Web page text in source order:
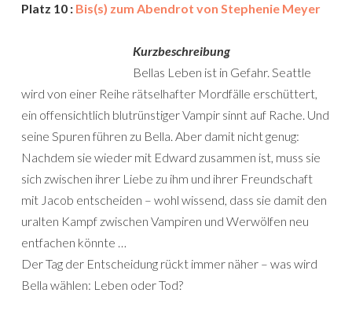
Platz 10 : Bis(s) zum Abendrot von Stephenie Meyer
Kurzbeschreibung
Bellas Leben ist in Gefahr. Seattle
wird von einer Reihe rätselhafter Mordfälle erschüttert,
ein offensichtlich blutrünstiger Vampir sinnt auf Rache. Und
seine Spuren führen zu Bella. Aber damit nicht genug:
Nachdem sie wieder mit Edward zusammen ist, muss sie
sich zwischen ihrer Liebe zu ihm und ihrer Freundschaft
mit Jacob entscheiden – wohl wissend, dass sie damit den
uralten Kampf zwischen Vampiren und Werwölfen neu
entfachen könnte …
Der Tag der Entscheidung rückt immer näher – was wird
Bella wählen: Leben oder Tod?